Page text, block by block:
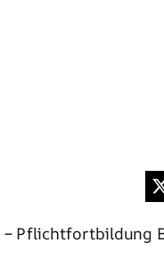
– Pflichtfortbildung